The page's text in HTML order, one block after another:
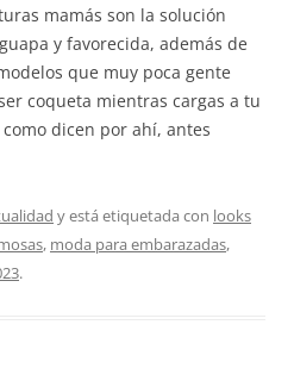
mamás son la solución
y favorecida, además de
que muy poca gente
coqueta mientras cargas a tu
dicen por ahí, antes
y está etiquetada con looks
, moda para embarazadas,
.